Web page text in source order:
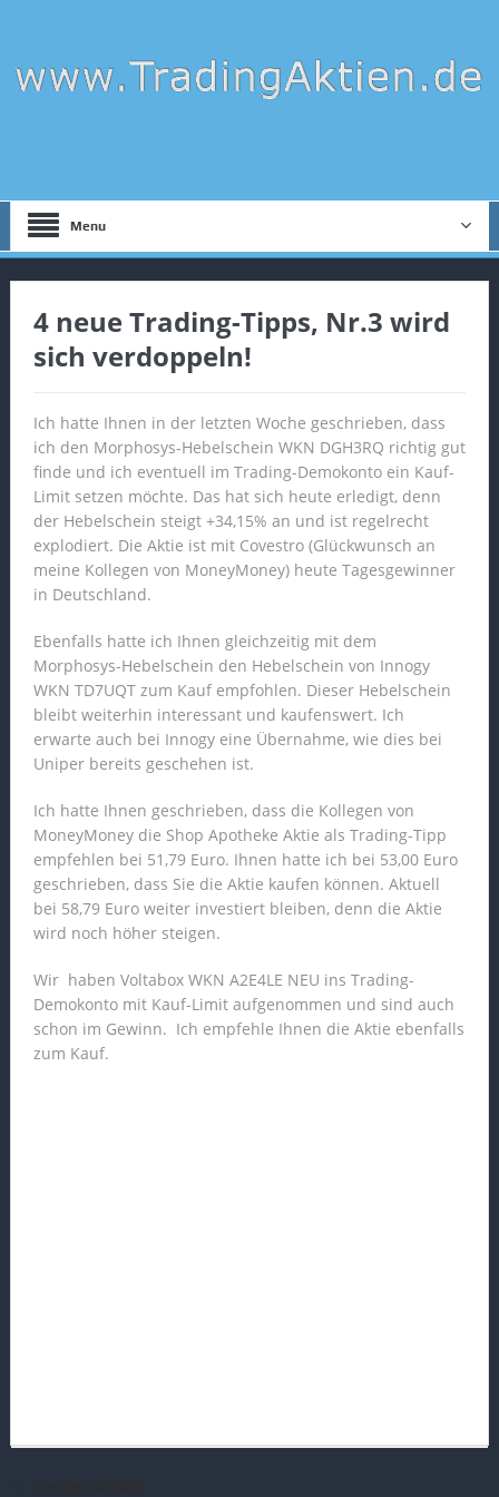
Menu
4 neue Trading-Tipps, Nr.3 wird
sich verdoppeln!
Ich hatte Ihnen in der letzten Woche geschrieben, dass
ich den Morphosys-Hebelschein WKN DGH3RQ richtig gut
finde und ich eventuell im Trading-Demokonto ein Kauf-
Limit setzen möchte. Das hat sich heute erledigt, denn
der Hebelschein steigt +34,15% an und ist regelrecht
explodiert. Die Aktie ist mit Covestro (Glückwunsch an
meine Kollegen von MoneyMoney) heute Tagesgewinner
in Deutschland.
Ebenfalls hatte ich Ihnen gleichzeitig mit dem
Morphosys-Hebelschein den Hebelschein von Innogy
WKN TD7UQT zum Kauf empfohlen. Dieser Hebelschein
bleibt weiterhin interessant und kaufenswert. Ich
erwarte auch bei Innogy eine Übernahme, wie dies bei
Uniper bereits geschehen ist.
Ich hatte Ihnen geschrieben, dass die Kollegen von
MoneyMoney die Shop Apotheke Aktie als Trading-Tipp
empfehlen bei 51,79 Euro. Ihnen hatte ich bei 53,00 Euro
geschrieben, dass Sie die Aktie kaufen können. Aktuell
bei 58,79 Euro weiter investiert bleiben, denn die Aktie
wird noch höher steigen.
Wir haben Voltabox WKN A2E4LE NEU ins Trading-
Demokonto mit Kauf-Limit aufgenommen und sind auch
schon im Gewinn. Ich empfehle Ihnen die Aktie ebenfalls
zum Kauf.